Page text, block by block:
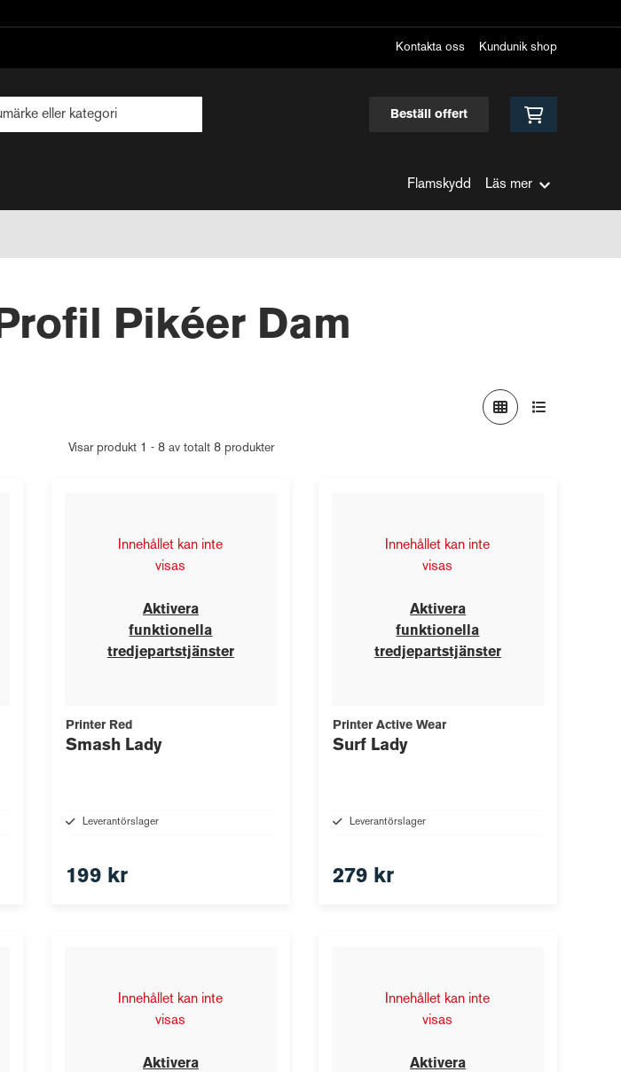
Kontakta oss Kundunik shop
Beställ offert
Flamskydd Läs mer
Profil Pikéer Dam
Visar produkt 1 - 8 av totalt 8 produkter
Innehållet kan inte
visas
Aktivera
funktionella
tredjepartstjänster
Printer Red
Smash Lady
Leverantörslager
199 kr
Innehållet kan inte
visas
Aktivera
funktionella
tredjepartstjänster
Printer Active Wear
Surf Lady
Leverantörslager
279 kr
Innehållet kan inte
visas
Aktivera
Innehållet kan inte
visas
Aktivera